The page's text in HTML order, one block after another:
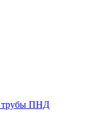
трубы ПНД